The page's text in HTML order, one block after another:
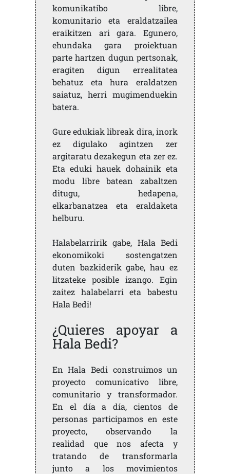
komunikatibo libre,
komunitario eta eraldatzailea
eraikitzen ari gara. Egunero,
ehundaka gara proiektuan
parte hartzen dugun pertsonak,
eragiten digun errealitatea
behatuz eta hura eraldatzen
saiatuz, herri mugimenduekin
batera.
Gure edukiak libreak dira, inork
ez digulako agintzen zer
argitaratu dezakegun eta zer ez.
Eta eduki hauek dohainik eta
modu libre batean zabaltzen
ditugu, hedapena,
elkarbanatzea eta eraldaketa
helburu.
Halabelarririk gabe, Hala Bedi
ekonomikoki sostengatzen
duten bazkiderik gabe, hau ez
litzateke posible izango. Egin
zaitez halabelarri eta babestu
Hala Bedi!
¿Quieres apoyar a
Hala Bedi?
En Hala Bedi construimos un
proyecto comunicativo libre,
comunitario y transformador.
En el día a día, cientos de
personas participamos en este
proyecto, observando la
realidad que nos afecta y
tratando de transformarla
junto a los movimientos